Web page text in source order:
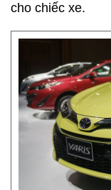
cho chiếc xe.